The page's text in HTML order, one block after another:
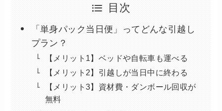
目次
「単身パック当日便」ってどんな引越し
プラン？
【メリット1】ベッドや自転車も運べる
【メリット2】引越しが当日中に終わる
【メリット3】資材費・ダンボール回収が
無料